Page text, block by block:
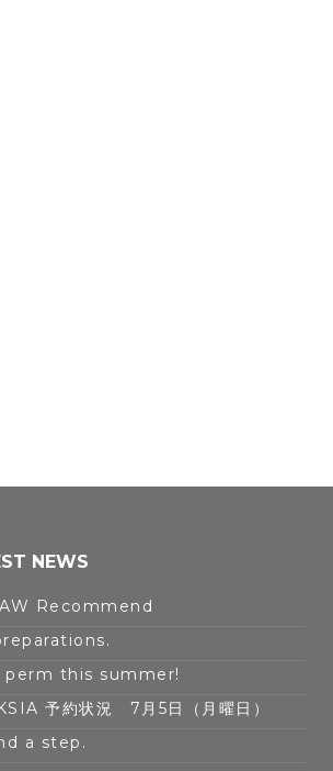
NEWS
Recommend
perm this summer!
予約状況 7月5日（月曜日）
a step.